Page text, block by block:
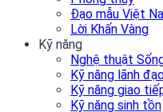
Đạo mẫu Việt
Lời Khấn Vàng
Kỹ năng
Nghệ thuật
Kỹ năng lãnh
Kỹ năng giao
Kỹ năng sinh tồn